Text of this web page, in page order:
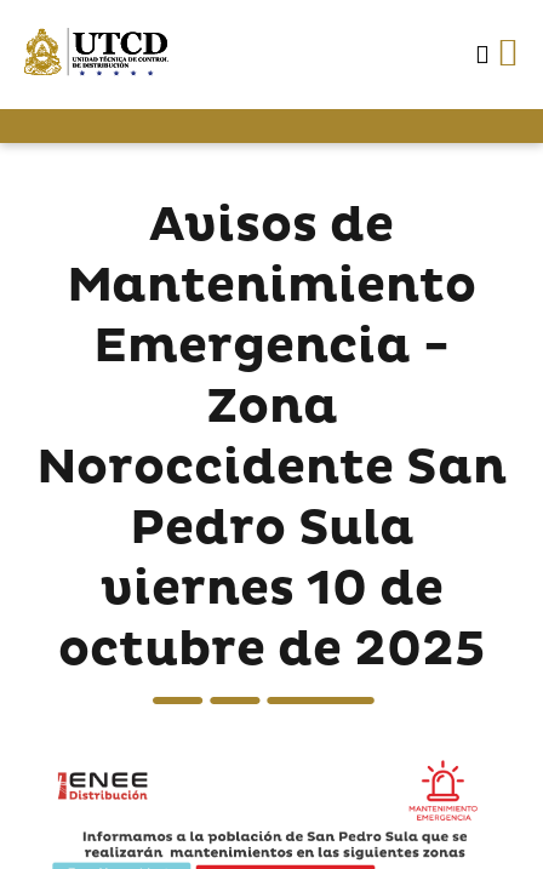
Avisos de
Mantenimiento
Emergencia -
Zona
Noroccidente San
Pedro Sula
viernes 10 de
octubre de 2025